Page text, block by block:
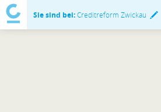
Sie sind bei:Creditreform Zwickau